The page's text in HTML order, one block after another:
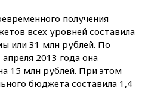
получения
всех уровней составила
или 31 млн рублей. По
2013 года она
15 млн рублей. При этом
бюджета составила 1,4